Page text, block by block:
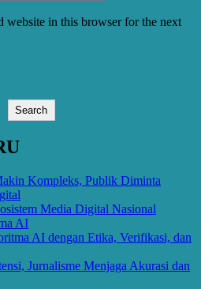
website in this browser for the next
Search
Kompleks, Publik Diminta
Media Digital Nasional
AI
AI dengan Etika, Verifikasi, dan
Jurnalisme Menjaga Akurasi dan